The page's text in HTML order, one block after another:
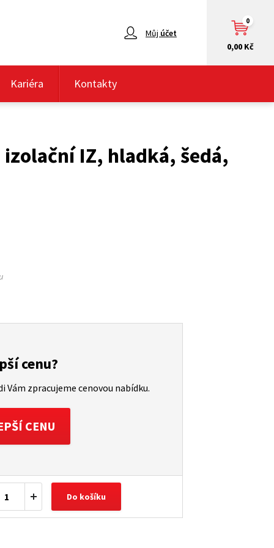
0,00 Kč
0
Můj účet
Kariéra Kontakty
IZ, hladká, šedá,
cenu?
Vám zpracujeme cenovou nabídku.
CENU
Do košíku